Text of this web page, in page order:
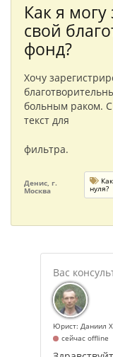
Как я могу
свой
фонд?
Хочу
больным раком.
текст для
фильтра.
Денис, г.
Москва нуля?
Юрист: Даниил
сейчас offline